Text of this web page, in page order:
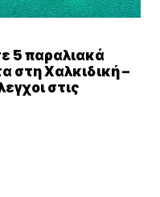
5 παραλιακά
στη Χαλκιδική –
στις